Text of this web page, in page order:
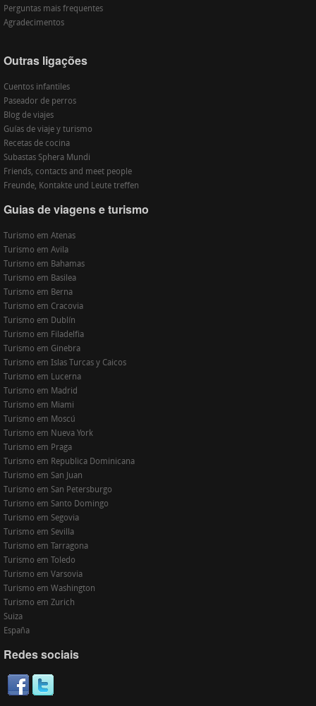
Perguntas mais frequentes
Agradecimentos
Outras ligações
Cuentos infantiles
Paseador de perros
Blog de viajes
Guías de viaje y turismo
Recetas de cocina
Subastas Sphera Mundi
Friends, contacts and meet people
Freunde, Kontakte und Leute treffen
Guias de viagens e turismo
Turismo em Atenas
Turismo em Avila
Turismo em Bahamas
Turismo em Basilea
Turismo em Berna
Turismo em Cracovia
Turismo em Dublín
Turismo em Filadelfia
Turismo em Ginebra
Turismo em Islas Turcas y Caicos
Turismo em Lucerna
Turismo em Madrid
Turismo em Miami
Turismo em Moscú
Turismo em Nueva York
Turismo em Praga
Turismo em Republica Dominicana
Turismo em San Juan
Turismo em San Petersburgo
Turismo em Santo Domingo
Turismo em Segovia
Turismo em Sevilla
Turismo em Tarragona
Turismo em Toledo
Turismo em Varsovia
Turismo em Washington
Turismo em Zurich
Suiza
España
Redes sociais